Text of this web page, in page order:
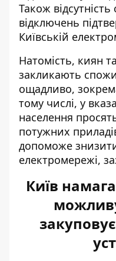
Також відсутність
відключень
Київській
Натомість, киян
закликають
ощадливо,
тому числі, у
населення
потужних
допоможе
електромережі,
Київ